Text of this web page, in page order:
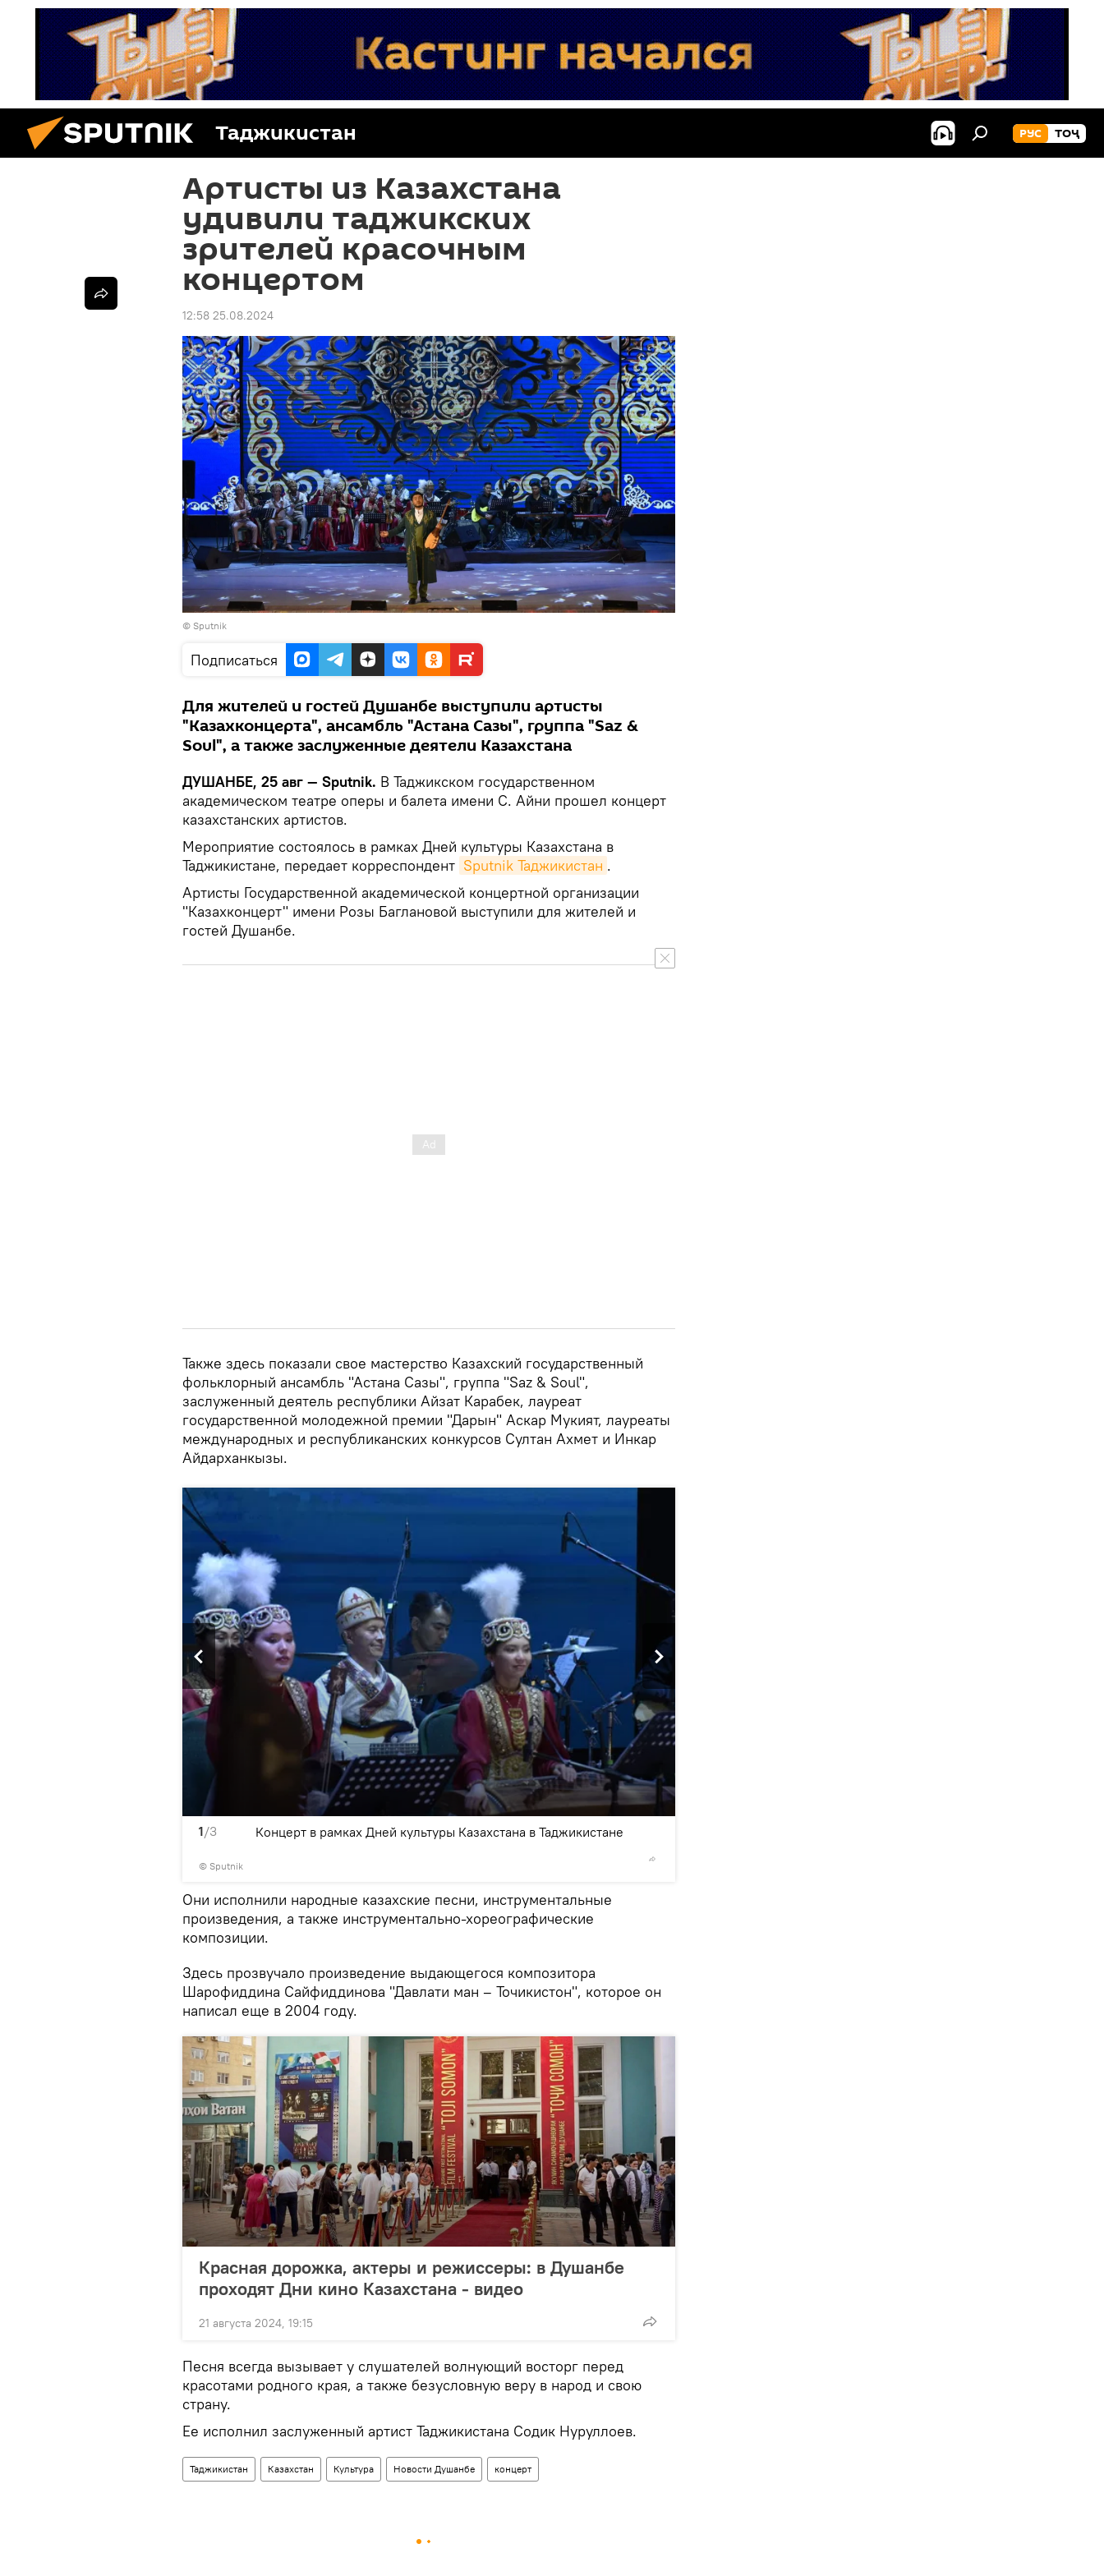
Таджикистан РУС ТОҶ
Артисты из Казахстана
удивили таджикских
зрителей красочным
концертом
12:58 25.08.2024
© Sputnik
Подписаться
Для жителей и гостей Душанбе выступили артисты
"Казахконцерта", ансамбль "Астана Сазы", группа "Saz &
Soul", а также заслуженные деятели Казахстана
ДУШАНБЕ, 25 авг — Sputnik. В Таджикском государственном
академическом театре оперы и балета имени С. Айни прошел концерт
казахстанских артистов.
Мероприятие состоялось в рамках Дней культуры Казахстана в
Таджикистане, передает корреспондент Sputnik Таджикистан .
Артисты Государственной академической концертной организации
"Казахконцерт" имени Розы Баглановой выступили для жителей и
гостей Душанбе.
Также здесь показали свое мастерство Казахский государственный
фольклорный ансамбль "Астана Сазы", группа "Saz & Soul",
заслуженный деятель республики Айзат Карабек, лауреат
государственной молодежной премии "Дарын" Аскар Мукият, лауреаты
международных и республиканских конкурсов Султан Ахмет и Инкар
Айдарханкызы.
1/3
© Sputnik
Концерт в рамках Дней культуры Казахстана в Таджикистане
Они исполнили народные казахские песни, инструментальные
произведения, а также инструментально-хореографические
композиции.
Здесь прозвучало произведение выдающегося композитора
Шарофиддина Сайфиддинова "Давлати ман – Точикистон", которое он
написал еще в 2004 году.
Красная дорожка, актеры и режиссеры: в Душанбе
проходят Дни кино Казахстана - видео
21 августа 2024, 19:15
Песня всегда вызывает у слушателей волнующий восторг перед
красотами родного края, а также безусловную веру в народ и свою
страну.
Ее исполнил заслуженный артист Таджикистана Содик Нуруллоев.
Таджикистан Казахстан Культура Новости Душанбе концерт